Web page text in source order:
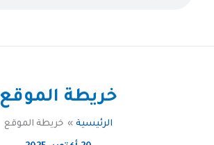
خريطة الموقع
الرئيسية خريطة الموقع